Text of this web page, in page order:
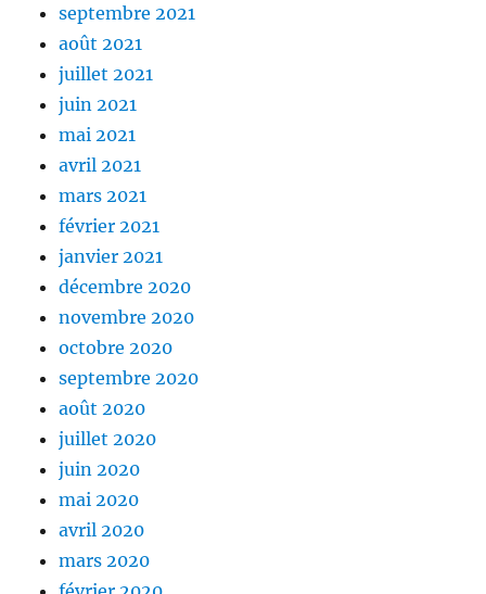
septembre 2021
août 2021
juillet 2021
juin 2021
mai 2021
avril 2021
mars 2021
février 2021
janvier 2021
décembre 2020
novembre 2020
octobre 2020
septembre 2020
août 2020
juillet 2020
juin 2020
mai 2020
avril 2020
mars 2020